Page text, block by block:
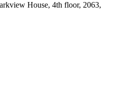
House, 4th floor, 2063,